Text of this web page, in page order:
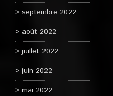
septembre 2022
août 2022
juillet 2022
juin 2022
mai 2022